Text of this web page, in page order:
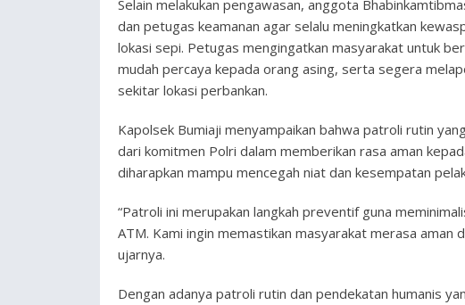
Selain melakukan pengawasan, anggota
dan petugas keamanan agar selalu meningkatkan
lokasi sepi. Petugas mengingatkan masyarakat untuk
mudah percaya kepada orang asing, serta segera
sekitar lokasi perbankan.
Kapolsek Bumiaji menyampaikan bahwa patroli rutin
dari komitmen Polri dalam memberikan rasa aman
diharapkan mampu mencegah niat dan kesempatan
“Patroli ini merupakan langkah preventif guna
ATM. Kami ingin memastikan masyarakat merasa aman
ujarnya.
Dengan adanya patroli rutin dan pendekatan humanis